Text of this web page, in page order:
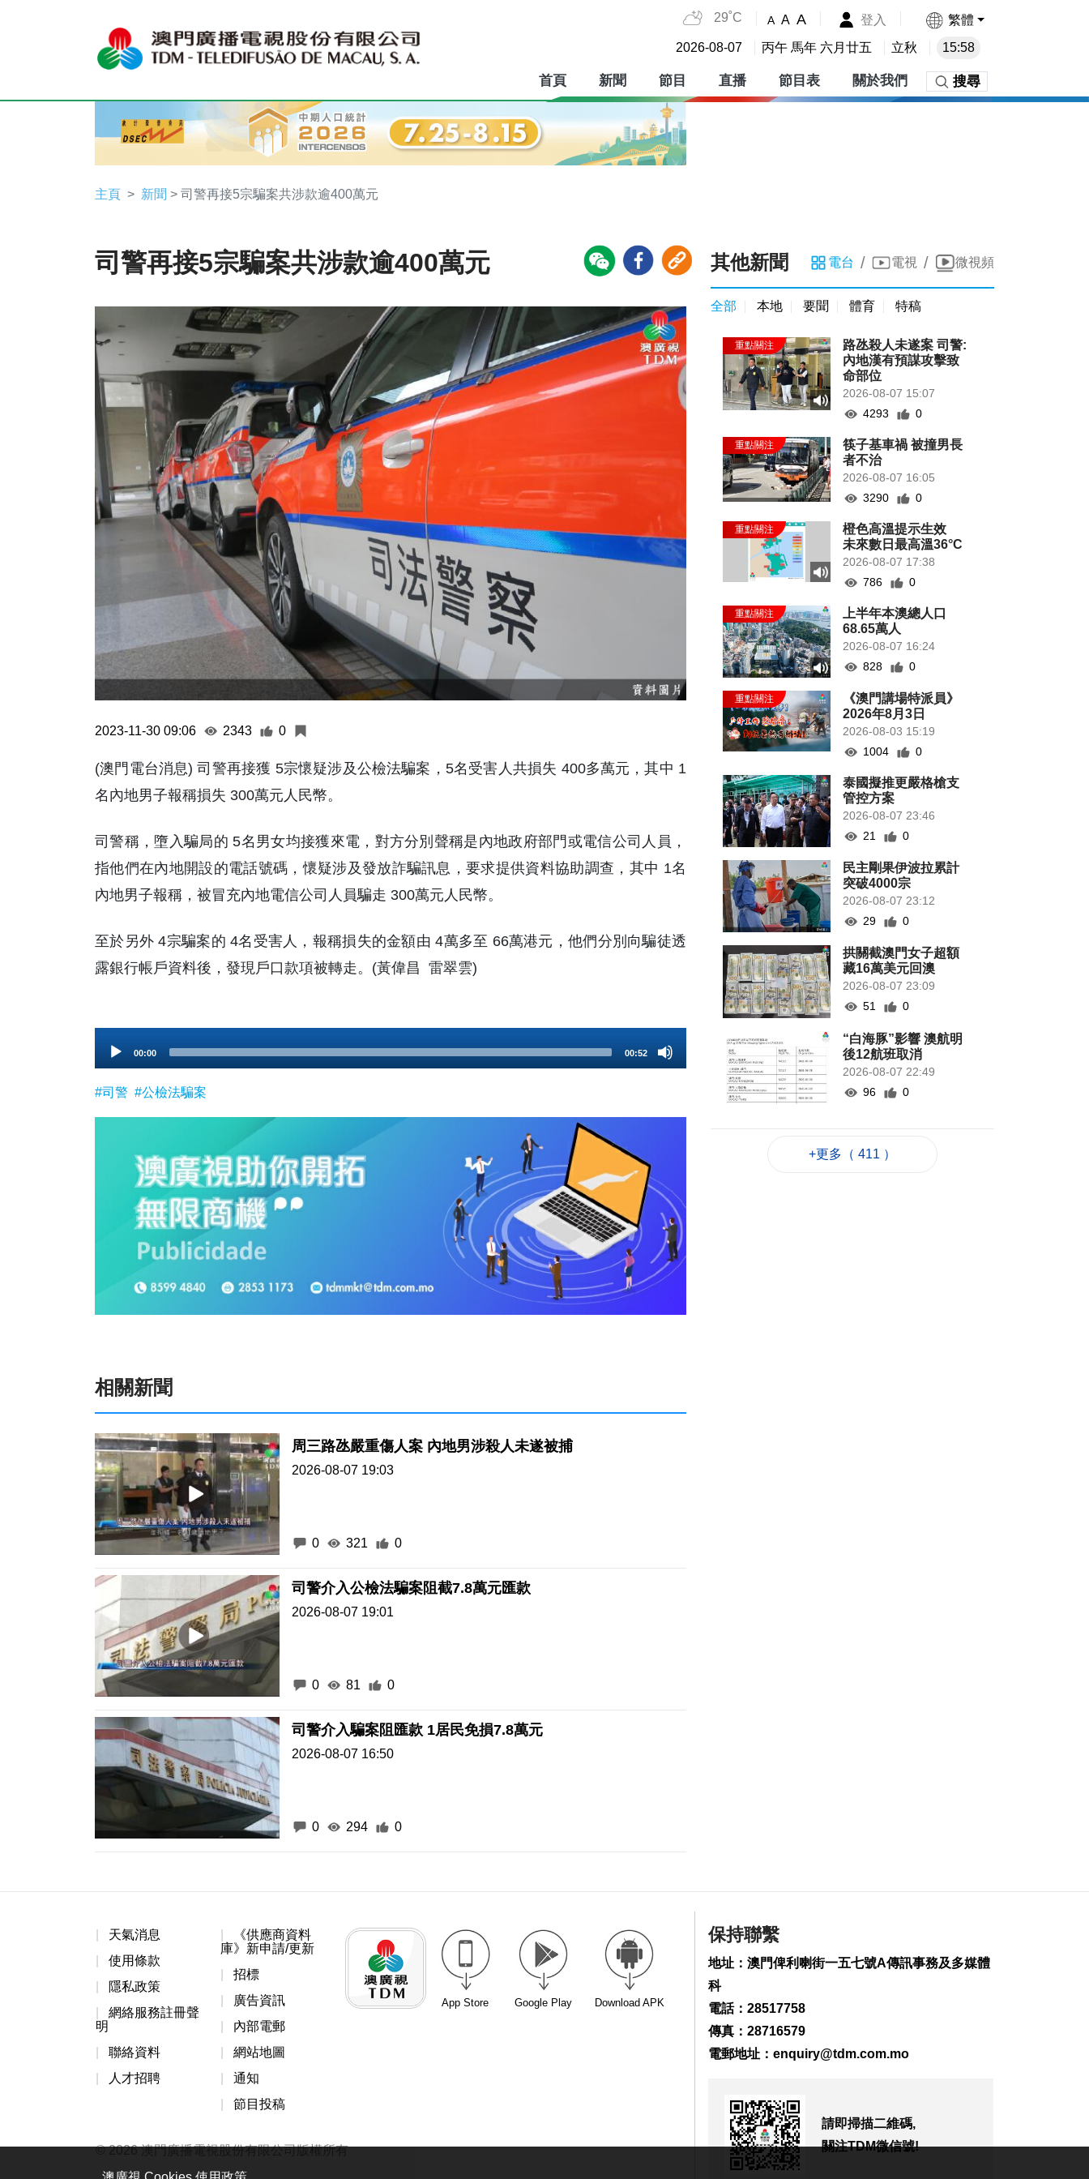
29˚C A A A 登入 繁體
2026-08-07 丙午 馬年 六月廿五 立秋 15:58
首頁 新聞 節目 直播 節目表 關於我們 搜尋
主頁 新聞 > 司警再接5宗騙案共涉款逾400萬元
司警再接5宗騙案共涉款逾400萬元
2023-11-30 09:06 2343 0
(澳門電台消息) 司警再接獲 5宗懷疑涉及公檢法騙案，5名受害人共損失 400多萬元，其中 1
名內地男子報稱損失 300萬元人民幣。
司警稱，墮入騙局的 5名男女均接獲來電，對方分別聲稱是內地政府部門或電信公司人員，
指他們在內地開設的電話號碼，懷疑涉及發放詐騙訊息，要求提供資料協助調查，其中 1名
內地男子報稱，被冒充內地電信公司人員騙走 300萬元人民幣。
至於另外 4宗騙案的 4名受害人，報稱損失的金額由 4萬多至 66萬港元，他們分別向騙徒透
露銀行帳戶資料後，發現戶口款項被轉走。(黃偉昌 雷翠雲)
Player
00:00 00:52
#司警 #公檢法騙案
相關新聞
周三路氹嚴重傷人案 內地男涉殺人未遂被捕
2026-08-07 19:03
0 321 0
司警介入公檢法騙案阻截7.8萬元匯款
2026-08-07 19:01
0 81 0
司警介入騙案阻匯款 1居民免損7.8萬元
2026-08-07 16:50
0 294 0
其他新聞 電台 / 電視 / 微視頻
全部 本地 要聞 體育 特稿
路氹殺人未遂案 司警:
內地漢有預謀攻擊致
命部位
2026-08-07 15:07
4293
0
筷子基車禍 被撞男長
者不治
2026-08-07 16:05
3290
0
橙色高溫提示生效
未來數日最高溫36°C
2026-08-07 17:38
786
0
上半年本澳總人口
68.65萬人
2026-08-07 16:24
828
0
《澳門講場特派員》
2026年8月3日
2026-08-03 15:19
1004
0
泰國擬推更嚴格槍支
管控方案
2026-08-07 23:46
21
0
民主剛果伊波拉累計
突破4000宗
2026-08-07 23:12
29
0
拱關截澳門女子超額
藏16萬美元回澳
2026-08-07 23:09
51
0
“白海豚”影響 澳航明
後12航班取消
2026-08-07 22:49
96
0
2026-08-07 22:43
2026-08-07 19:27
2026-08-07 19:24
治療
2026-08-07 19:16
+更多（ 411 ）
天氣消息
使用條款
隱私政策
網絡服務註冊聲
明
聯絡資料
人才招聘
《供應商資料
庫》新申請/更新
招標
廣告資訊
內部電郵
網站地圖
通知
節目投稿
App Store Google Play Download APK
© 2026 澳門廣播電視股份有限公司版權所有
保持聯繫
地址：澳門俾利喇街一五七號A傳訊事務及多媒體
科
電話：28517758
傳真：28716579
電郵地址： enquiry@tdm.com.mo
請即掃描二維碼,
關注TDM微信號!